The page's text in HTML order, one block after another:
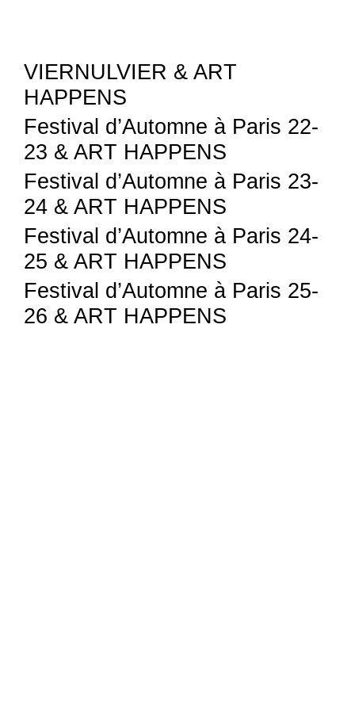
VIERNULVIER & ART
HAPPENS
Festival d’Automne à Paris 22-
23 & ART HAPPENS
Festival d’Automne à Paris 23-
24 & ART HAPPENS
Festival d’Automne à Paris 24-
25 & ART HAPPENS
Festival d’Automne à Paris 25-
26 & ART HAPPENS